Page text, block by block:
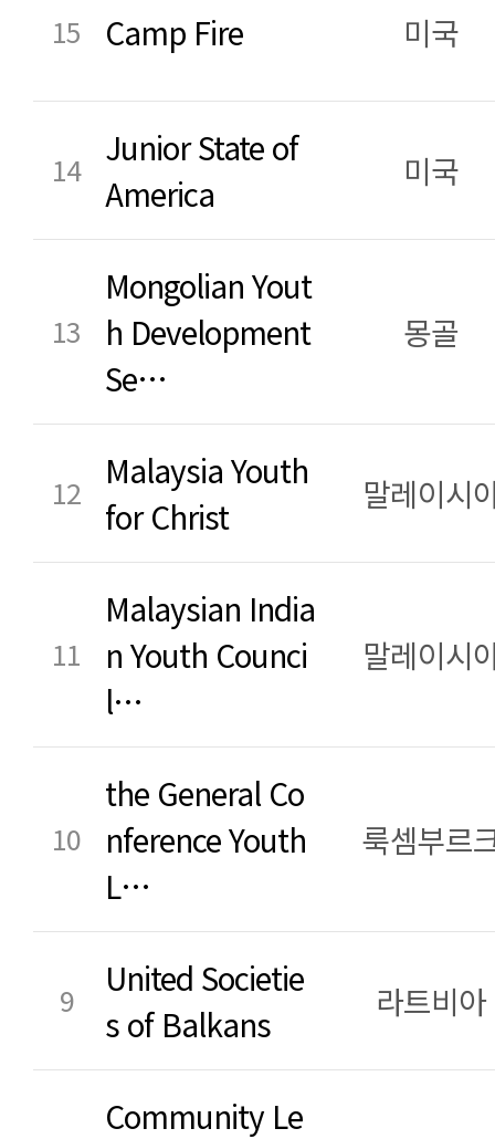
15 Camp Fire 미국
14
Junior State of
America
미국
13
Mongolian Yout
h Development
Se…
몽골
12
Malaysia Youth
for Christ
말레이시
11
Malaysian India
n Youth Counci
l…
말레이시
10
the General Co
nference Youth
L…
룩셈부르
9
United Societie
s of Balkans
라트비아
Community Le